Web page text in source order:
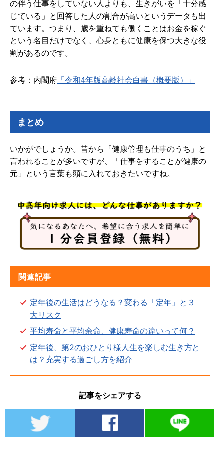
の伴う仕事をしていない人よりも、生きがいを「十分感
じている」と回答した人の割合が高いというデータも出
ています。つまり、歳を重ねても働くことはお金を稼ぐ
という名目だけでなく、心身ともに健康を保つ大きな役
割があるのです。
参考：内閣府 「令和4年版高齢社会白書（概要版）」
まとめ
いかがでしょうか。昔から「健康管理も仕事のうち」と
言われることが多いですが、「仕事をすることが健康の
元」という言葉も頭に入れておきたいですね。
関連記事
定年後の生活はどうなる？変わる「定年」と３
大リスク
平均寿命と平均余命、健康寿命の違いって何？
定年後、第2のおひとり様人生を楽しむ生き方と
は？充実する過ごし方を紹介
記事をシェアする